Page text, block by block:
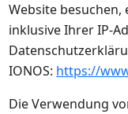
Website besuchen,
inklusive Ihrer IP-
IONOS: https://
Die Verwendung